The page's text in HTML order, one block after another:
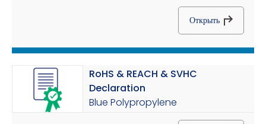
Открыть
RoHS & REACH & SVHC
Declaration
Blue Polypropylene